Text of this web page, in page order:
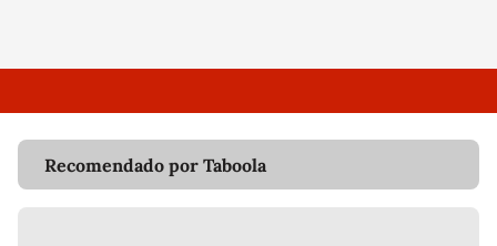
Recomendado por Taboola